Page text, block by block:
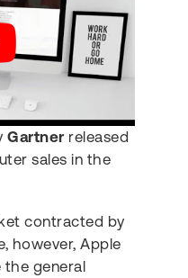
Gartner released
sales in the
contracted by
however, Apple
general